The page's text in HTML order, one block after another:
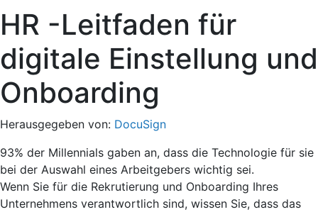
HR -Leitfaden für
digitale Einstellung und
Onboarding
Herausgegeben von: DocuSign
93% der Millennials gaben an, dass die Technologie für sie
bei der Auswahl eines Arbeitgebers wichtig sei.
Wenn Sie für die Rekrutierung und Onboarding Ihres
Unternehmens verantwortlich sind, wissen Sie, dass das